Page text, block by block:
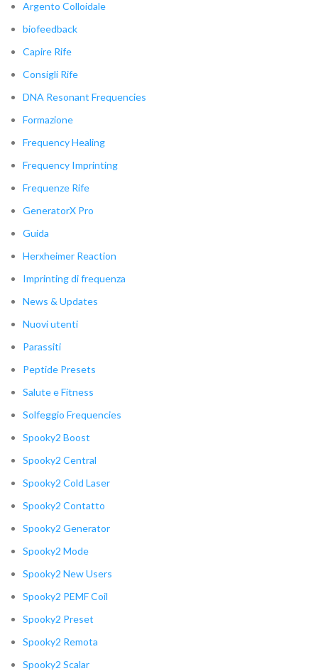
Argento Colloidale
biofeedback
Capire Rife
Consigli Rife
DNA Resonant Frequencies
Formazione
Frequency Healing
Frequency Imprinting
Frequenze Rife
GeneratorX Pro
Guida
Herxheimer Reaction
Imprinting di frequenza
News & Updates
Nuovi utenti
Parassiti
Peptide Presets
Salute e Fitness
Solfeggio Frequencies
Spooky2 Boost
Spooky2 Central
Spooky2 Cold Laser
Spooky2 Contatto
Spooky2 Generator
Spooky2 Mode
Spooky2 New Users
Spooky2 PEMF Coil
Spooky2 Preset
Spooky2 Remota
Spooky2 Scalar